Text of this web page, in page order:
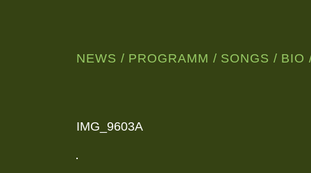
WUNDERSCHÖNE,
LEIPZIG
NEWS PROGRAMM SONGS BIO
IMG_9603A